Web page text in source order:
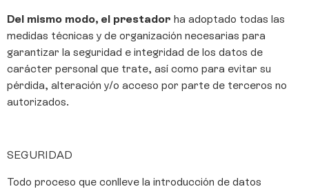
Del mismo modo, el prestador ha adoptado todas las
medidas técnicas y de organización necesarias para
garantizar la seguridad e integridad de los datos de
carácter personal que trate, así como para evitar su
pérdida, alteración y/o acceso por parte de terceros no
autorizados.
SEGURIDAD
Todo proceso que conlleve la introducción de datos